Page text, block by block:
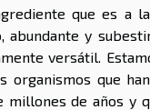
que es a
abundante y
versátil.
organismos que
millones de años y